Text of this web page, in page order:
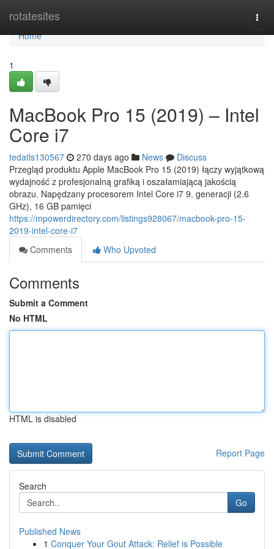
rotatesites
Home
Home
1
MacBook Pro 15 (2019) – Intel
Core i7
tedatls130567 270 days ago News
Discuss
Przegląd produktu Apple MacBook Pro 15 (2019) łączy wyjątkową
wydajność z profesjonalną grafiką i oszałamiającą jakością
obrazu. Napędzany procesorem Intel Core i7 9. generacji (2.6
GHz), 16 GB pamięci
https://mpowerdirectory.com/listings928067/macbook-pro-15-
2019-intel-core-i7
Comments
Who Upvoted
Comments
Submit a Comment
No HTML
HTML is disabled
Report Page
Search
Go
Published News
1 Conquer Your Gout Attack: Relief is Possible